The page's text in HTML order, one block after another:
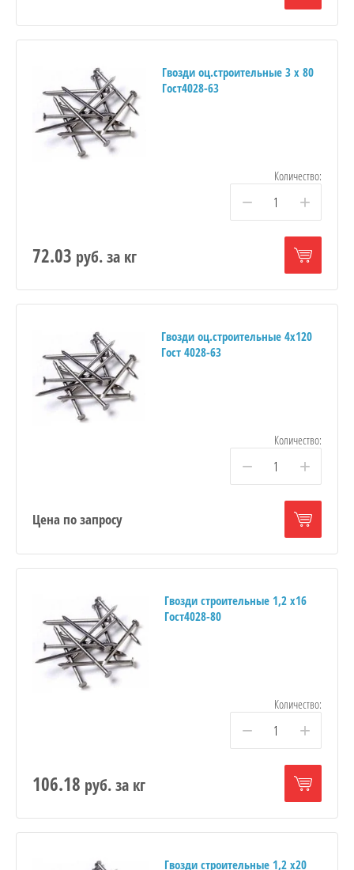
Гвозди оц.строительные 3 х 80
Гост4028-63
Количество:
− +
72.03 руб.за кг
Гвозди оц.строительные 4х120
Гост 4028-63
Количество:
− +
Цена по запросу
Гвозди строительные 1,2 х16
Гост4028-80
Количество:
− +
106.18 руб.за кг
Гвозди строительные 1,2 х20